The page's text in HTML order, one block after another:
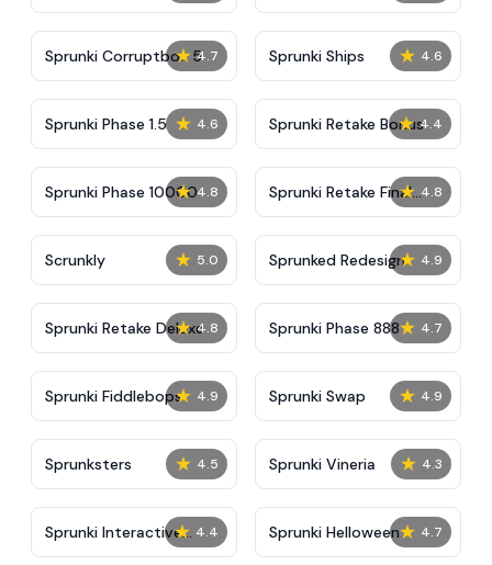
★ 4.7
Sprunki Corruptbox 5 ★ 4.6
Sprunki Ships
★ 4.6
Sprunki Phase 1.5 ★ 4.4
Sprunki Retake Bonus
★ 4.8
Sprunki Phase 10000 ★ 4.8
Sprunki Retake Final
Update
★ 5.0
Scrunkly ★ 4.9
Sprunked Redesign
★ 4.8
Sprunki Retake Deluxe ★ 4.7
Sprunki Phase 888
★ 4.9
Sprunki Fiddlebops ★ 4.9
Sprunki Swap
★ 4.5
Sprunksters ★ 4.3
Sprunki Vineria
★ 4.4
Sprunki Interactive
Tunner
★ 4.7
Sprunki Helloween